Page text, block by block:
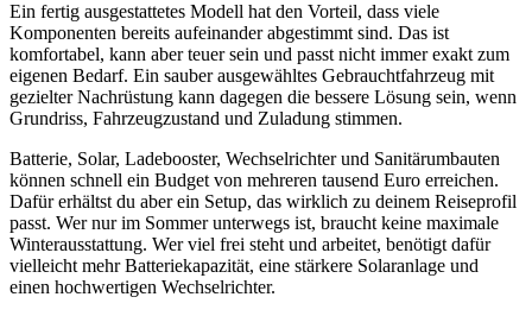
Ein fertig ausgestattetes Modell hat den Vorteil, dass viele
Komponenten bereits aufeinander abgestimmt sind. Das ist
komfortabel, kann aber teuer sein und passt nicht immer exakt zum
eigenen Bedarf. Ein sauber ausgewähltes Gebrauchtfahrzeug mit
gezielter Nachrüstung kann dagegen die bessere Lösung sein, wenn
Grundriss, Fahrzeugzustand und Zuladung stimmen.
Batterie, Solar, Ladebooster, Wechselrichter und Sanitärumbauten
können schnell ein Budget von mehreren tausend Euro erreichen.
Dafür erhältst du aber ein Setup, das wirklich zu deinem Reiseprofil
passt. Wer nur im Sommer unterwegs ist, braucht keine maximale
Winterausstattung. Wer viel frei steht und arbeitet, benötigt dafür
vielleicht mehr Batteriekapazität, eine stärkere Solaranlage und
einen hochwertigen Wechselrichter.